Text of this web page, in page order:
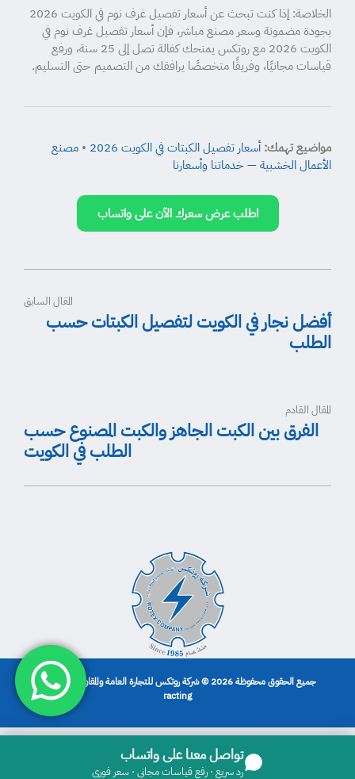
الخلاصة: إذا كنت تبحث عن أسعار تفصيل غرف نوم في الكويت 2026
بجودة مضمونة وسعر مصنع مباشر، فإن أسعار تفصيل غرف نوم في
الكويت 2026 مع روتكس يمنحك كفالة تصل إلى 25 سنة، ورفع
قياسات مجانيًا، وفريقًا متخصصًا يرافقك من التصميم حتى التسليم.
مواضيع تهمك: أسعار تفصيل الكبتات في الكويت 2026 • مصنع
الأعمال الخشبية — خدماتنا وأسعارنا
اطلب عرض سعرك الآن على واتساب
المقال السابق
أفضل نجار في الكويت لتفصيل الكبتات حسب
الطلب
المقال القادم
الفرق بين الكبت الجاهز والكبت المصنوع حسب
الطلب في الكويت
جميع الحقوق محفوظة 2026 © شركة روتكس للتجارة العامة والمقاولات | تصميم
racting
تواصل معنا على واتساب
رد سريع · رفع قياسات مجاني · سعر فوري